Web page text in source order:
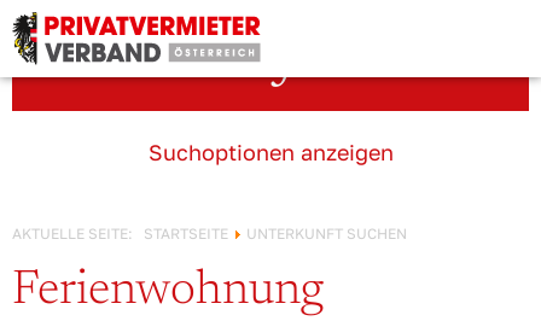
Unterkunft suchen
Suchoptionen anzeigen
AKTUELLE SEITE: STARTSEITE UNTERKUNFT SUCHEN
Ferienwohnung